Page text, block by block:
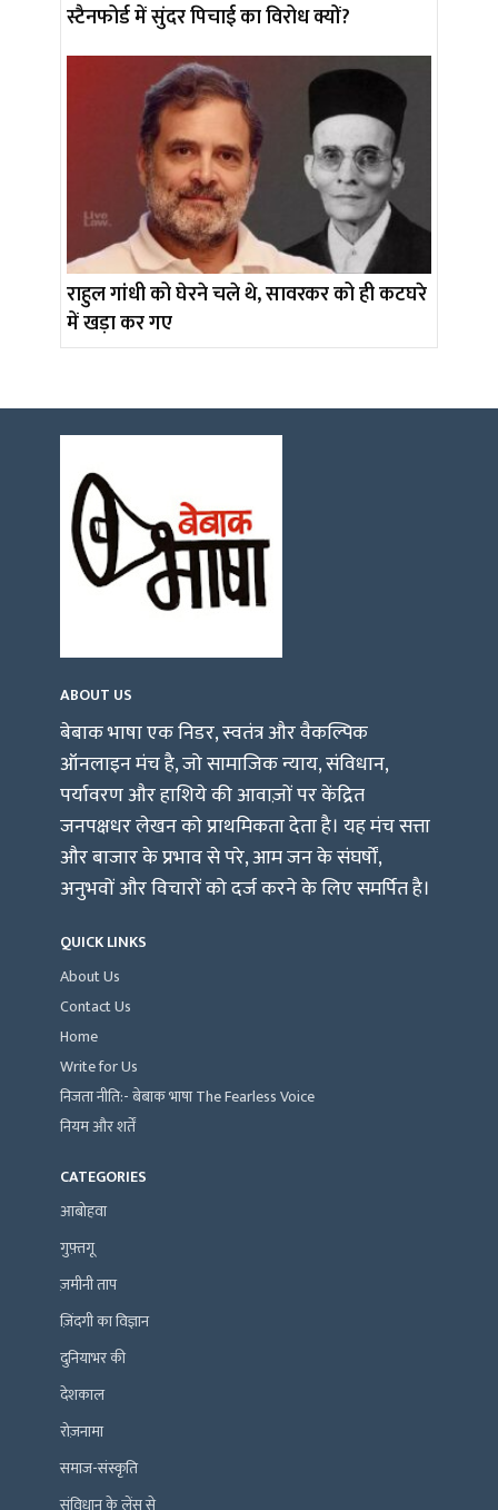
स्टैनफोर्ड में सुंदर पिचाई का विरोध क्यों?
राहुल गांधी को घेरने चले थे, सावरकर को ही कटघरे
में खड़ा कर गए
ABOUT US
बेबाक भाषा एक निडर, स्वतंत्र और वैकल्पिक
ऑनलाइन मंच है, जो सामाजिक न्याय, संविधान,
पर्यावरण और हाशिये की आवाज़ों पर केंद्रित
जनपक्षधर लेखन को प्राथमिकता देता है। यह मंच सत्ता
और बाजार के प्रभाव से परे, आम जन के संघर्षों,
अनुभवों और विचारों को दर्ज करने के लिए समर्पित है।
QUICK LINKS
About Us
Contact Us
Home
Write for Us
निजता नीति:- बेबाक भाषा The Fearless Voice
नियम और शर्तें
CATEGORIES
आबोहवा
गुफ़्तगू
ज़मीनी ताप
ज़िंदगी का विज्ञान
दुनियाभर की
देशकाल
रोज़नामा
समाज-संस्कृति
संविधान के लेंस से